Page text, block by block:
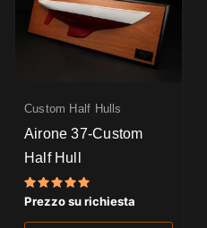
Custom Half Hulls
Airone 37-Custom
Half Hull
Valutato
5.00
su 5
Prezzo su richiesta